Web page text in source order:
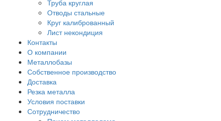
Труба круглая
Отводы стальные
Круг калиброванный
Лист некондиция
Контакты
О компании
Металлобазы
Собственное производство
Доставка
Резка металла
Условия поставки
Сотрудничество